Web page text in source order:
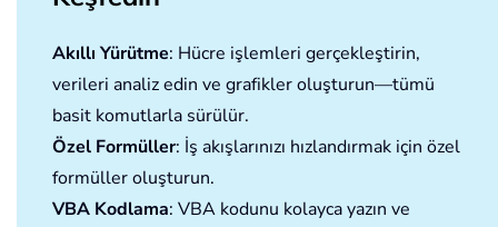
Akıllı Yürütme: Hücre işlemleri gerçekleştirin,
verileri analiz edin ve grafikler oluşturun—tümü
basit komutlarla sürülür.
Özel Formüller: İş akışlarınızı hızlandırmak için özel
formüller oluşturun.
VBA Kodlama: VBA kodunu kolayca yazın ve